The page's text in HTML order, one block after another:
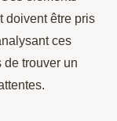
doivent être pris
ces
de trouver un